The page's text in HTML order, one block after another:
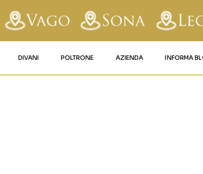
DIVANI POLTRONE AZIENDA INFORMA